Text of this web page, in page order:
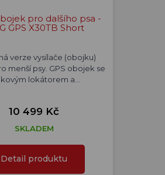
pro dalšího psa -
GPS X30TB Short
verze vysílače (obojku)
menší psy. GPS obojek se
lokátorem a…
10 499 Kč
SKLADEM
Detail produktu